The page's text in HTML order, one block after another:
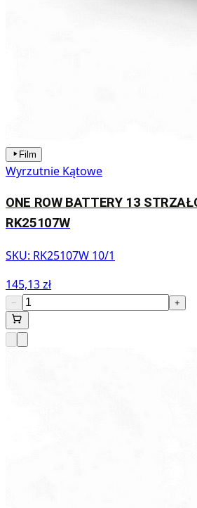
Film
Wyrzutnie Kątowe
ONE ROW BATTERY 13
RK25107W
SKU: RK25107W 10/1
145,13 zł
− +